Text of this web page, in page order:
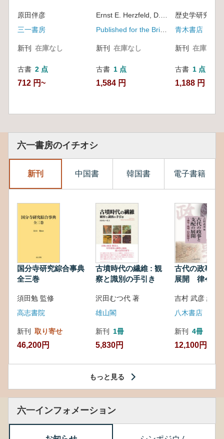
原田伴彦
三一書房
新刊 在庫なし
古書 2 点
712 円~
新刊 在庫なし
古書 1 点
1,584 円
歴史学研究会編
青木書店
新刊 在庫なし
古書 1 点
1,188 円
六一書房のイチオシ
新刊 中国書 韓国書 電子書籍
国分寺研究綜合事典
全三巻
須田勉 監修
高志書院
新刊 取り寄せ
46,200円
古墳時代の繊維 : 観
察と識別の手引き
沢田むつ代 著
雄山閣
新刊 1冊
5,830円
古代の政事と
展開 律令・
吉村 武彦 編集
八木書店
新刊 4冊
12,100円
もっと見る
六一インフォメーション